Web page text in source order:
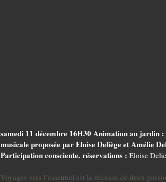
samedi 11 décembre 16H30 Animation au jardin
musicale proposée par Eloise Deliège et Amélie
Participation consciente. réservations : Eloise
Voyages vers l’essentiel est la réunion de deux